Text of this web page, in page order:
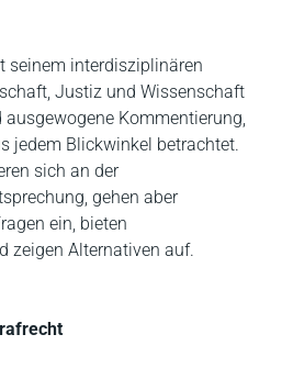
seinem interdisziplinären
Justiz und Wissenschaft
Kommentierung,
jedem Blickwinkel betrachtet.
sich an der
gehen aber
ein, bieten
zeigen Alternativen auf.